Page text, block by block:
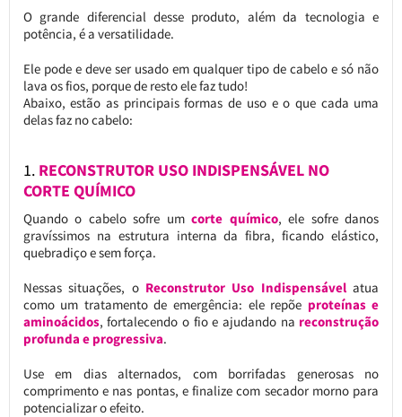
O grande diferencial desse produto, além da tecnologia e
potência, é a versatilidade.
Ele pode e deve ser usado em qualquer tipo de cabelo e só não
lava os fios, porque de resto ele faz tudo!
Abaixo, estão as principais formas de uso e o que cada uma
delas faz no cabelo:
1. RECONSTRUTOR USO INDISPENSÁVEL NO
CORTE QUÍMICO
Quando o cabelo sofre umcorte químico, ele sofre danos
gravíssimos na estrutura interna da fibra, ficando elástico,
quebradiço e sem força.
Nessas situações, o Reconstrutor Uso Indispensávelatua
como um tratamento de emergência: ele repõe proteínas e
aminoácidos, fortalecendo o fio e ajudando na reconstrução
profunda e progressiva.
Use em dias alternados, com borrifadas generosas no
comprimento e nas pontas, e finalize com secador morno para
potencializar o efeito.